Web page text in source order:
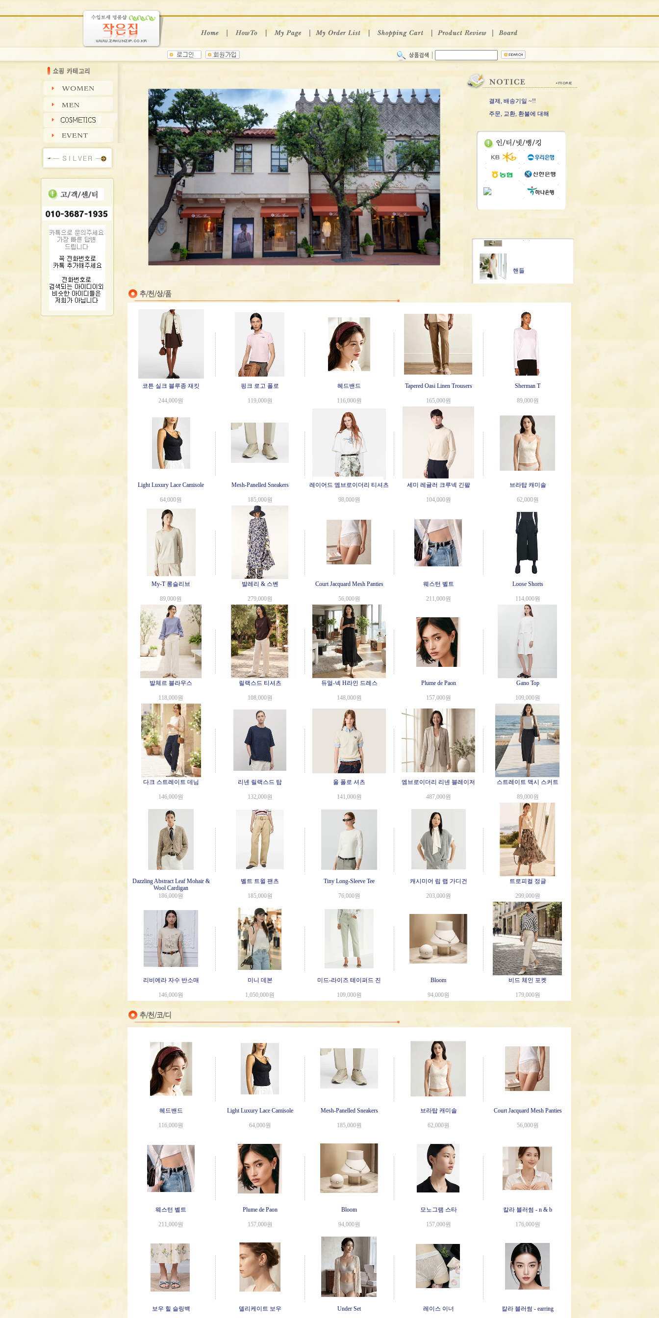
결제, 배송기일 ~!!
주문, 교환, 환불에 대해
스크리너 GG 캔버스
가든
25S Hobo
캐리올
22 Bag
Low Key Hobo
코튼 실크 블루종 재킷
244,000원
핑크 로고 폴로
119,000원
헤드밴드
116,000원
Tapered Oasi Linen Trousers
165,000원
Sherman T
89,000원
Light Luxury Lace Camisole
64,000원
Mesh-Panelled Sneakers
185,000원
레이어드 엠브로이더리 티셔츠
98,000원
세미 레귤러 크루넥 긴팔
104,000원
브라탑 캐미솔
62,000원
My-T 롱슬리브
89,000원
발레리 & 스벤
279,000원
Court Jacquard Mesh Panties
56,000원
웨스턴 벨트
211,000원
Loose Shorts
114,000원
발체르 블라우스
118,000원
릴랙스드 티셔츠
108,000원
듀얼-넥 H라인 드레스
148,000원
Plume de Paon
157,000원
Gano Top
109,000원
다크 스트레이트 데님
146,000원
리넨 릴랙스드 탑
132,000원
울 폴로 셔츠
141,000원
엠브로이더리 리넨 블레이저
487,000원
스트레이트 맥시 스커트
89,000원
Dazzling Abstract Leaf Mohair &
Wool Cardigan
186,000원
벨트 트윌 팬츠
185,000원
Tiny Long-Sleeve Tee
76,000원
캐시미어 립 랩 가디건
203,000원
트로피컬 정글
299,000원
리비에라 자수 반소매
146,000원
미니 데본
1,050,000원
미드-라이즈 테이퍼드 진
109,000원
Bloom
94,000원
비드 체인 포켓
179,000원
헤드밴드
116,000원
Light Luxury Lace Camisole
64,000원
Mesh-Panelled Sneakers
185,000원
브라탑 캐미솔
62,000원
Court Jacquard Mesh Panties
56,000원
웨스턴 벨트
211,000원
Plume de Paon
157,000원
Bloom
94,000원
모노그램 스타
157,000원
칼라 블러썸 - n & b
176,000원
보우 힐 슬링백 델리케이트 보우 Under Set 레이스 이너 칼라 블러썸 - earring